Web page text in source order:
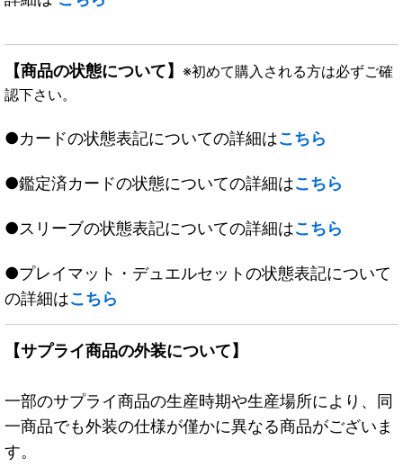
【商品の状態について】 ※初めて購入される方は必ずご確
認下さい。
●カードの状態表記についての詳細はこちら
●鑑定済カードの状態についての詳細はこちら
●スリーブの状態表記についての詳細はこちら
●プレイマット・デュエルセットの状態表記について
の詳細はこちら
【サプライ商品の外装について】
一部のサプライ商品の生産時期や生産場所により、同
一商品でも外装の仕様が僅かに異なる商品がございま
す。